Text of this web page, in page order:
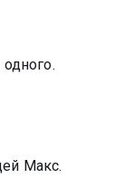
Макс.